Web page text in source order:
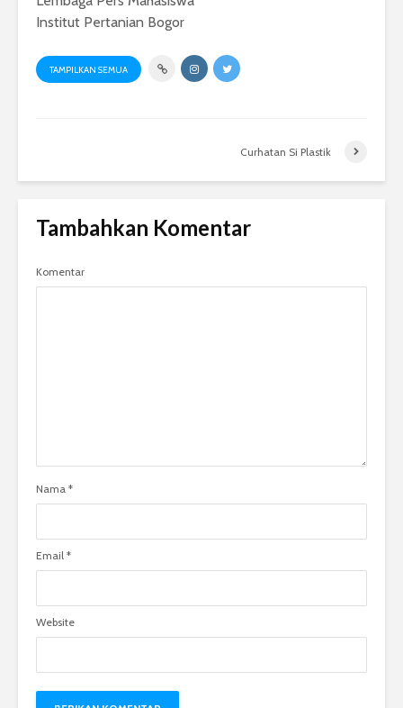
Institut Pertanian Bogor
TAMPILKAN SEMUA
Curhatan Si Plastik
Tambahkan Komentar
Komentar
Nama *
Email *
Website